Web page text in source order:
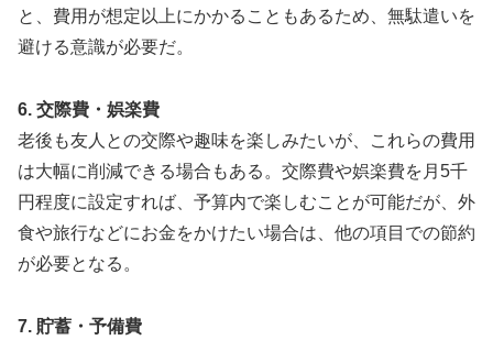
と、費用が想定以上にかかることもあるため、無駄遣いを
避ける意識が必要だ。
6. 交際費・娯楽費
老後も友人との交際や趣味を楽しみたいが、これらの費用
は大幅に削減できる場合もある。交際費や娯楽費を月5千
円程度に設定すれば、予算内で楽しむことが可能だが、外
食や旅行などにお金をかけたい場合は、他の項目での節約
が必要となる。
7. 貯蓄・予備費